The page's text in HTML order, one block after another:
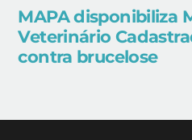
MAPA disponibiliza
Veterinário
contra brucelose